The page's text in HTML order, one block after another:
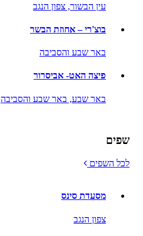
עין הבשור, צפון הנגב
בוצ'רי – אחוזת הבשר
באר שבע והסביבה
פיצה האט- אביסרור
באר שבע, באר שבע והסביבה
שפים
לכל השפים
מסעדת סינס
צפון הנגב